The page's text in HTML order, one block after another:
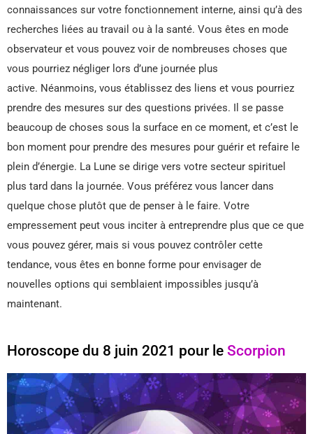
connaissances sur votre fonctionnement interne, ainsi qu’à des
recherches liées au travail ou à la santé. Vous êtes en mode
observateur et vous pouvez voir de nombreuses choses que
vous pourriez négliger lors d’une journée plus
active. Néanmoins, vous établissez des liens et vous pourriez
prendre des mesures sur des questions privées. Il se passe
beaucoup de choses sous la surface en ce moment, et c’est le
bon moment pour prendre des mesures pour guérir et refaire le
plein d’énergie. La Lune se dirige vers votre secteur spirituel
plus tard dans la journée. Vous préférez vous lancer dans
quelque chose plutôt que de penser à le faire. Votre
empressement peut vous inciter à entreprendre plus que ce que
vous pouvez gérer, mais si vous pouvez contrôler cette
tendance, vous êtes en bonne forme pour envisager de
nouvelles options qui semblaient impossibles jusqu’à
maintenant.
Horoscope du 8 juin 2021 pour le Scorpion